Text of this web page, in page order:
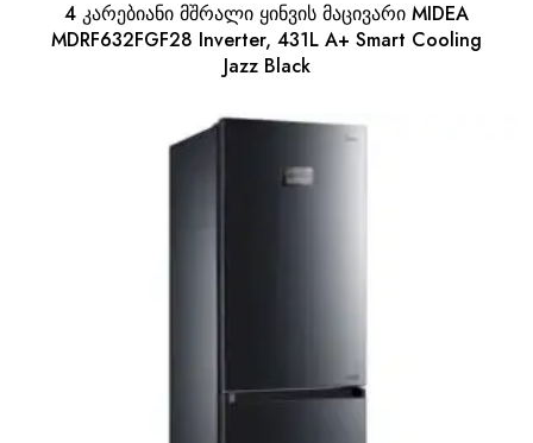
4 კარებიანი მშრალი ყინვის მაცივარი MIDEA
MDRF632FGF28 Inverter, 431L A+ Smart Cooling
Jazz Black